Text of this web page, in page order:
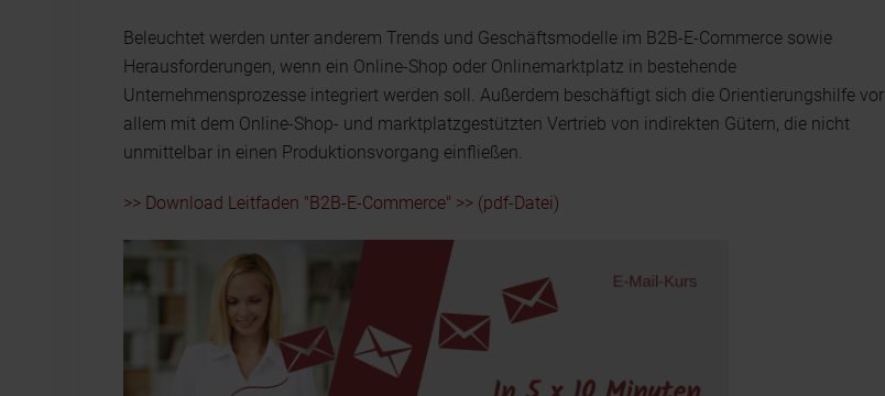
Beleuchtet werden unter anderem Trends und Geschäftsmodelle im B2B-E-Commerce sowie
Herausforderungen, wenn ein Online-Shop oder Onlinemarktplatz in bestehende
Unternehmensprozesse integriert werden soll. Außerdem beschäftigt sich die Orientierungshilfe vor
allem mit dem Online-Shop- und marktplatzgestützten Vertrieb von indirekten Gütern, die nicht
unmittelbar in einen Produktionsvorgang einfließen.
>> Download Leitfaden "B2B-E-Commerce" >> (pdf-Datei)